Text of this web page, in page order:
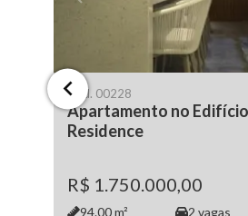
Cód. 00228
Apartamento no
Residence
R$ 1.750.000,00
94.00m² 2 vagas